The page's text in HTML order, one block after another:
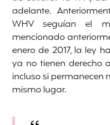
adelante.
WHV seguían el
mencionado
enero de 2017, la ley
ya no tienen derecho
incluso si permanecen
mismo lugar.